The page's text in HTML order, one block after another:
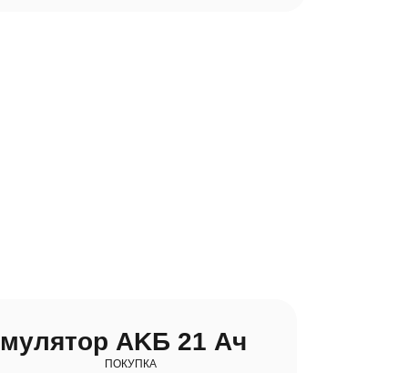
AKБ 21 Ач
ПОКУПКА